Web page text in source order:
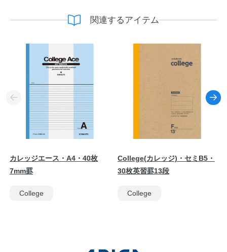
関連するアイテム
カレッジエース・A4・40枚
7mm罫
College
College(カレッジ)・セミB5・
30枚英習罫13段
College